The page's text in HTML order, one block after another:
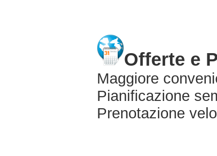
Offerte e
Maggiore
Pianificazione
Prenotazione